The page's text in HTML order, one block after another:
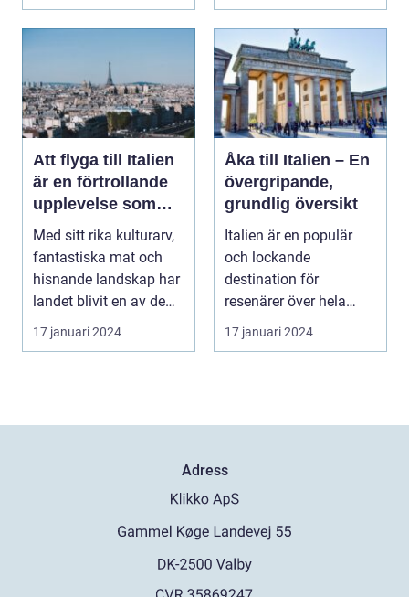
Att flyga till Italien
är en förtrollande
upplevelse som
lockar besökare
från hela världen
Med sitt rika kulturarv,
fantastiska mat och
hisnande landskap har
landet blivit en av de
populärast...
17 januari 2024
Åka till Italien – En
övergripande,
grundlig översikt
Italien är en populär
och lockande
destination för
resenärer över hela
världen. Landet är känt
för s...
17 januari 2024
Adress